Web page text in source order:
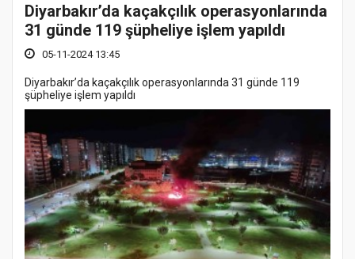
Diyarbakır’da kaçakçılık operasyonlarında
31 günde 119 şüpheliye işlem yapıldı
05-11-2024 13:45
Diyarbakır’da kaçakçılık operasyonlarında 31 günde 119
şüpheliye işlem yapıldı